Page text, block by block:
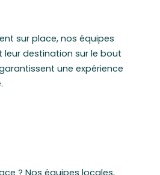
sur place, nos équipes
leur destination sur le bout
une expérience
? Nos équipes locales,